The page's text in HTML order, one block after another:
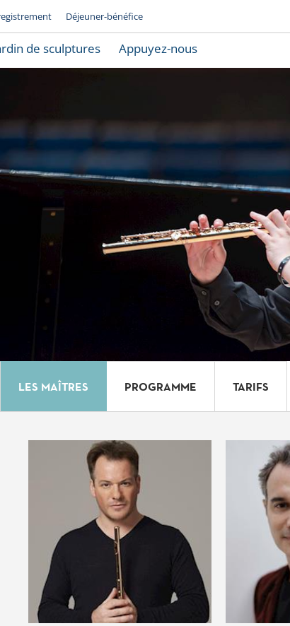
Déjeuner-bénéfice
de sculptures Appuyez-nous
LES MAÎTRES PROGRAMME TARIFS